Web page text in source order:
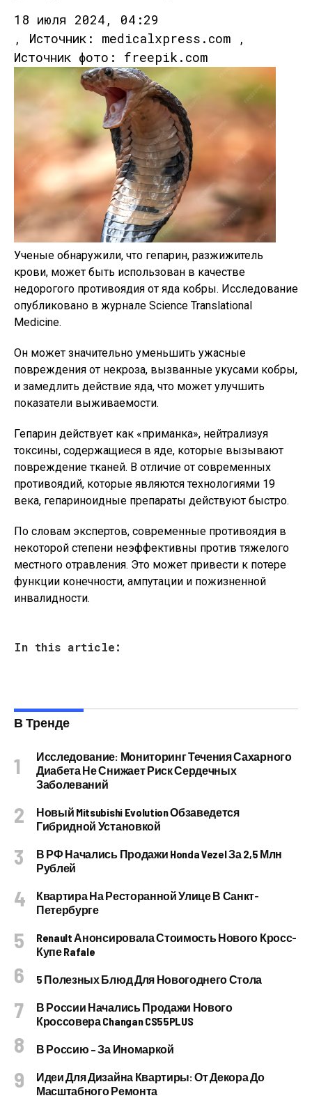
18 июля 2024, 04:29
, Источник: medicalxpress.com ,
Источник фото: freepik.com
Ученые обнаружили, что гепарин, разжижитель
крови, может быть использован в качестве
недорогого противоядия от яда кобры. Исследование
опубликовано в журнале Science Translational
Medicine.
Он может значительно уменьшить ужасные
повреждения от некроза, вызванные укусами кобры,
и замедлить действие яда, что может улучшить
показатели выживаемости.
Гепарин действует как «приманка», нейтрализуя
токсины, содержащиеся в яде, которые вызывают
повреждение тканей. В отличие от современных
противоядий, которые являются технологиями 19
века, гепариноидные препараты действуют быстро.
По словам экспертов, современные противоядия в
некоторой степени неэффективны против тяжелого
местного отравления. Это может привести к потере
функции конечности, ампутации и пожизненной
инвалидности.
In this article:
В Тренде
Исследование: Мониторинг Течения Сахарного
Диабета Не Снижает Риск Сердечных
Заболеваний
Новый Mitsubishi Evolution Обзаведется
Гибридной Установкой
В РФ Начались Продажи Honda Vezel За 2,5 Млн
Рублей
Квартира На Ресторанной Улице В Санкт-
Петербурге
Renault Анонсировала Стоимость Нового Кросс-
Купе Rafale
5 Полезных Блюд Для Новогоднего Стола
В России Начались Продажи Нового
Кроссовера Changan CS55PLUS
В Россию – За Иномаркой
Идеи Для Дизайна Квартиры: От Декора До
Масштабного Ремонта